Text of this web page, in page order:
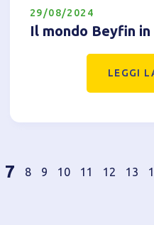
29/08/2024
Il mondo Beyfin in
LEGGI
7 8 9 10 11 12 13